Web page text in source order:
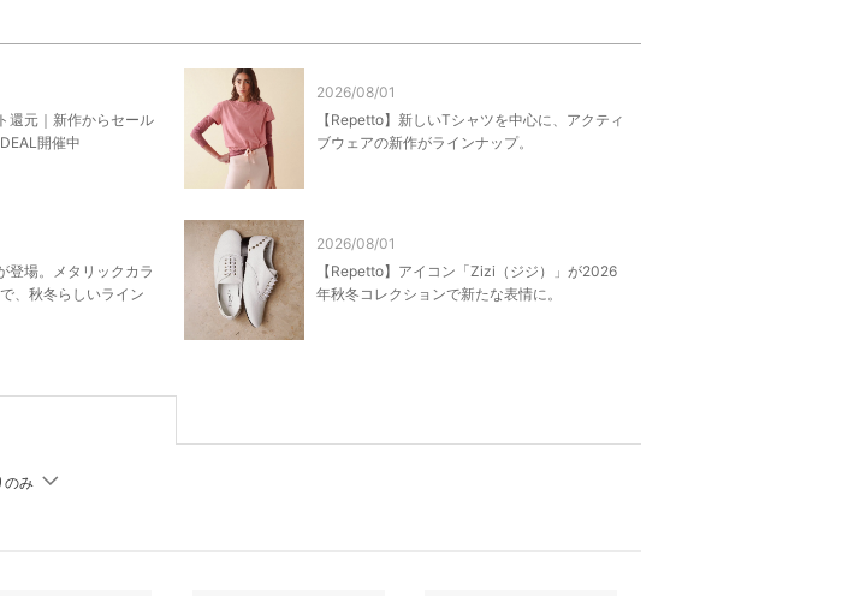
還元｜新作からセール
開催中
2026/08/01
【Repetto】新しいTシャツを中心に、アクティ
ブウェアの新作がラインナップ。
登場。メタリックカラ
、秋冬らしいライン
2026/08/01
【Repetto】アイコン「Zizi（ジジ）」が2026
年秋冬コレクションで新たな表情に。
のみ